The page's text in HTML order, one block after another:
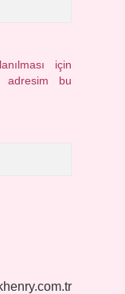
için
adresim bu